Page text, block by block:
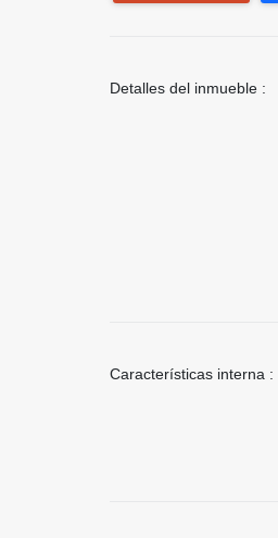
Detalles del inmueble :
Características interna :